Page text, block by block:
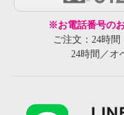
※お電話番号の
ご注文：24時
24時間／オ